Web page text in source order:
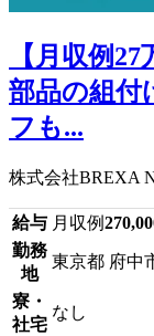
【月収例
部品の組付
フも...
株式会社BREXA
給与 月収例
勤務
地
東京都 府中
寮・
社宅
なし